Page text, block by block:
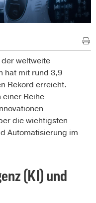
der weltweite
hat mit rund 3,9
Rekord erreicht.
Reihe
die wichtigsten
Automatisierung im
(KI) und